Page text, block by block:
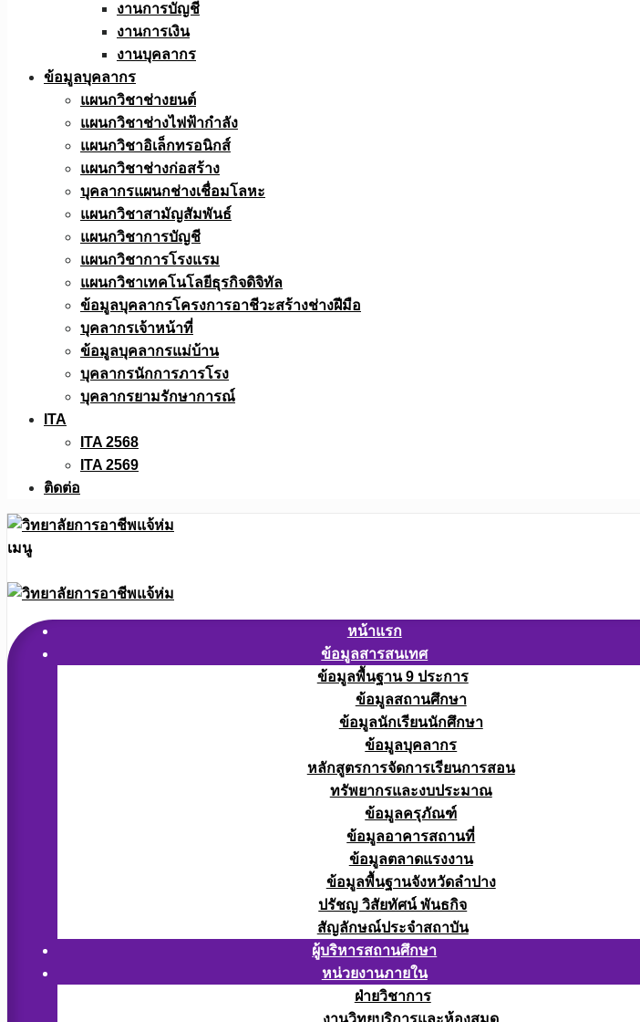
งานการบัญชี
งานการเงิน
งานบุคลากร
ข้อมูลบุคลากร
แผนกวิชาช่างยนต์
แผนกวิชาช่างไฟฟ้ากำลัง
แผนกวิชาอิเล็กทรอนิกส์
แผนกวิชาช่างก่อสร้าง
บุคลากรแผนกช่างเชื่อมโลหะ
แผนกวิชาสามัญสัมพันธ์
แผนกวิชาการบัญชี
แผนกวิชาการโรงแรม
แผนกวิชาเทคโนโลยีธุรกิจดิจิทัล
ข้อมูลบุคลากรโครงการอาชีวะสร้างช่างฝีมือ
บุคลากรเจ้าหน้าที่
ข้อมูลบุคลากรแม่บ้าน
บุคลากรนักการภารโรง
บุคลากรยามรักษาการณ์
ITA
ITA 2568
ITA 2569
ติดต่อ
เมนู
หน้าแรก
ข้อมูลสารสนเทศ
ข้อมูลพื้นฐาน 9 ประการ
ข้อมูลสถานศึกษา
ข้อมูลนักเรียนนักศึกษา
ข้อมูลบุคลากร
หลักสูตรการจัดการเรียนการสอน
ทรัพยากรและงบประมาณ
ข้อมูลครุภัณฑ์
ข้อมูลอาคารสถานที่
ข้อมูลตลาดแรงงาน
ข้อมูลพื้นฐานจังหวัดลำปาง
ปรัชญ วิสัยทัศน์ พันธกิจ
สัญลักษณ์ประจำสถาบัน
ผู้บริหารสถานศึกษา
หน่วยงานภายใน
ฝ่ายวิชาการ
งานวิทยบริการและห้องสมุด